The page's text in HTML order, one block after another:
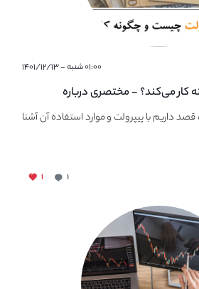
۰۱:۰۰ شنبه - ۱۴۰۱/۱۲/۱۳
کار می‌کند؟ - مختصری درباره
قصد داریم با پیپر‌ولت و موارد استفاده آن آشنا
۱ ۱